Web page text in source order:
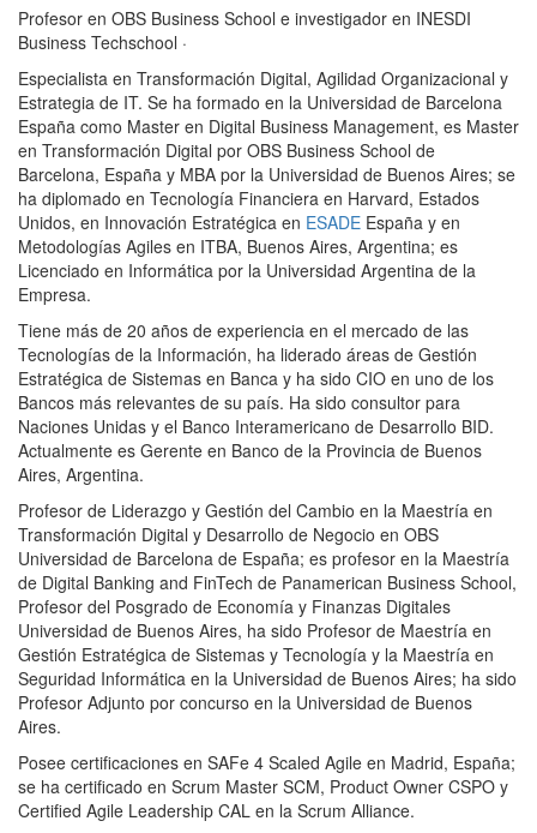
Profesor en OBS Business School e investigador en INESDI
Business Techschool ·
Especialista en Transformación Digital, Agilidad Organizacional y
Estrategia de IT. Se ha formado en la Universidad de Barcelona
España como Master en Digital Business Management, es Master
en Transformación Digital por OBS Business School de
Barcelona, España y MBA por la Universidad de Buenos Aires; se
ha diplomado en Tecnología Financiera en Harvard, Estados
Unidos, en Innovación Estratégica en ESADE España y en
Metodologías Agiles en ITBA, Buenos Aires, Argentina; es
Licenciado en Informática por la Universidad Argentina de la
Empresa.
Tiene más de 20 años de experiencia en el mercado de las
Tecnologías de la Información, ha liderado áreas de Gestión
Estratégica de Sistemas en Banca y ha sido CIO en uno de los
Bancos más relevantes de su país. Ha sido consultor para
Naciones Unidas y el Banco Interamericano de Desarrollo BID.
Actualmente es Gerente en Banco de la Provincia de Buenos
Aires, Argentina.
Profesor de Liderazgo y Gestión del Cambio en la Maestría en
Transformación Digital y Desarrollo de Negocio en OBS
Universidad de Barcelona de España; es profesor en la Maestría
de Digital Banking and FinTech de Panamerican Business School,
Profesor del Posgrado de Economía y Finanzas Digitales
Universidad de Buenos Aires, ha sido Profesor de Maestría en
Gestión Estratégica de Sistemas y Tecnología y la Maestría en
Seguridad Informática en la Universidad de Buenos Aires; ha sido
Profesor Adjunto por concurso en la Universidad de Buenos
Aires.
Posee certificaciones en SAFe 4 Scaled Agile en Madrid, España;
se ha certificado en Scrum Master SCM, Product Owner CSPO y
Certified Agile Leadership CAL en la Scrum Alliance.